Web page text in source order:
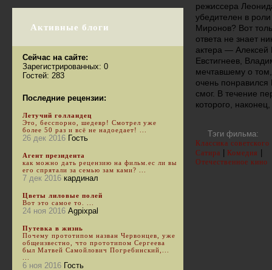
режиссера
убедителен в
Миронов? Вот
ответа не знает
актера — Алексей
Евстигнеев,
мечтавшему о
очень понравился
смог. В течение
которого,
Тэги фильма:
Классика
Сатира | Комедия |
Отечественное кино
Активные блоги
Сейчас на сайте:
Зарегистрированных: 0
Гостей: 283
Последние рецензии:
Летучий голландец
Это, бесспорно, шедевр! Смотрел уже
более 50 раз и всё не надоедает! ...
26 дек 2016 Гость
Агент президента
как можно дать рецензию на фильм.ес ли вы
его спрятали за семью зам ками? ...
7 дек 2016 кардинал
Цветы лиловые полей
Вот это самое то. ...
24 ноя 2016 Agpixpal
Путевка в жизнь
Почему прототипом назван Червонцев, уже
общеизвестно, что прототипом Сергеева
был Матвей Самойлович Погребинский,...
6 ноя 2016 Гость